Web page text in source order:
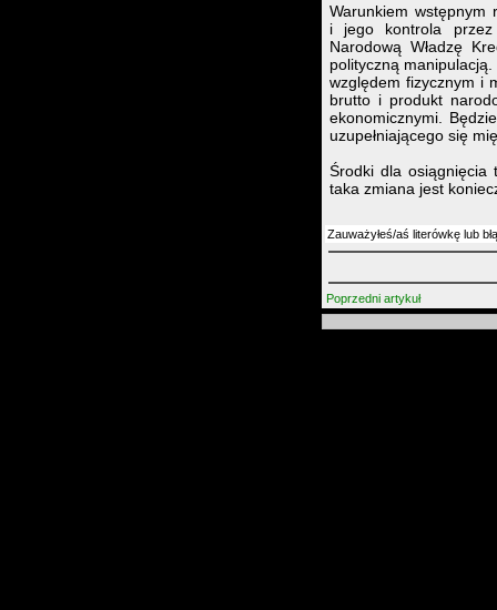
Warunkiem wstępnym
i jego kontrola przez
Narodową Władzę
polityczną
względem fizycznym i
brutto i produkt
ekonomicznymi.
uzupełniającego się
Środki dla osiągnięcia
taka zmiana jest
Zauważyłeś/aś literówkę lub
Poprzedni artykuł